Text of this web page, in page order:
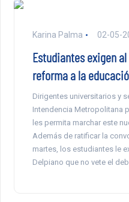
Karina Palma 02-05-
Estudiantes exigen
reforma a la
Dirigentes universitarios y
Intendencia Metropolitana
les permita marchar este
Además de ratificar la
martes, los estudiantes le
Delpiano que no vete el